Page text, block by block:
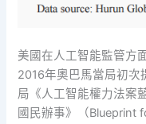
美國在人工智能監管方
2016年奧巴馬當局初次
局《人工智能權力法案
國民辦事》（Blueprint